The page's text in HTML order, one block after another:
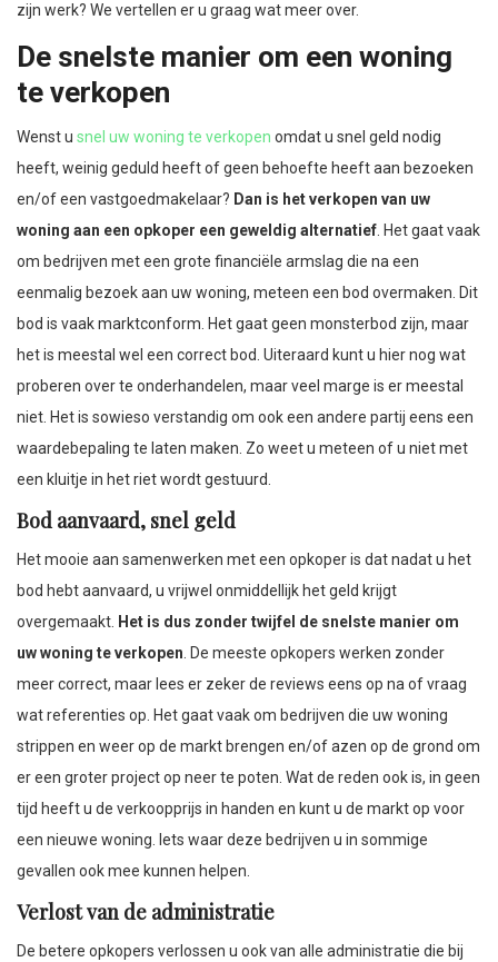
zijn werk? We vertellen er u graag wat meer over.
De snelste manier om een woning
te verkopen
Wenst u snel uw woning te verkopen omdat u snel geld nodig
heeft, weinig geduld heeft of geen behoefte heeft aan bezoeken
en/of een vastgoedmakelaar? Dan is het verkopen van uw
woning aan een opkoper een geweldig alternatief . Het gaat vaak
om bedrijven met een grote financiële armslag die na een
eenmalig bezoek aan uw woning, meteen een bod overmaken. Dit
bod is vaak marktconform. Het gaat geen monsterbod zijn, maar
het is meestal wel een correct bod. Uiteraard kunt u hier nog wat
proberen over te onderhandelen, maar veel marge is er meestal
niet. Het is sowieso verstandig om ook een andere partij eens een
waardebepaling te laten maken. Zo weet u meteen of u niet met
een kluitje in het riet wordt gestuurd.
Bod aanvaard, snel geld
Het mooie aan samenwerken met een opkoper is dat nadat u het
bod hebt aanvaard, u vrijwel onmiddellijk het geld krijgt
overgemaakt. Het is dus zonder twijfel de snelste manier om
uw woning te verkopen . De meeste opkopers werken zonder
meer correct, maar lees er zeker de reviews eens op na of vraag
wat referenties op. Het gaat vaak om bedrijven die uw woning
strippen en weer op de markt brengen en/of azen op de grond om
er een groter project op neer te poten. Wat de reden ook is, in geen
tijd heeft u de verkoopprijs in handen en kunt u de markt op voor
een nieuwe woning. Iets waar deze bedrijven u in sommige
gevallen ook mee kunnen helpen.
Verlost van de administratie
De betere opkopers verlossen u ook van alle administratie die bij